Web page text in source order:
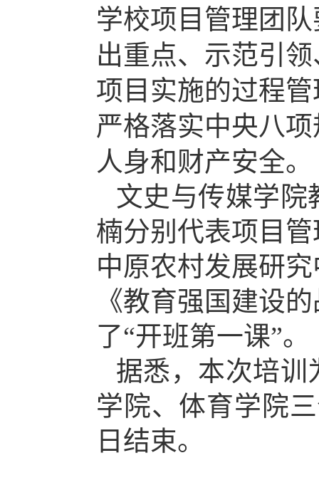
学校项目管理团
出重点、示范引
项目实施的过程
严格落实中央八
人身和财产安全。
文史与传媒学院
楠分别代表项目
中原农村发展研
《教育强国建设
了“开班第一课”。
据悉，本次培训
学院、体育学院
日结束。